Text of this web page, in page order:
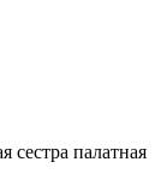
сестра палатная